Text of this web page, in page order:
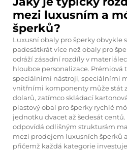
mezi luxusním a
šperků?
Luxusní obaly pro šperky obvykle
padesátkrát více než obaly pro
odráží zásadní rozdíly v
hloubce personalizace. Prémiová
speciálními nástroji, speciálními
vnitřními komponenty může stát
dolarů, zatímco skládací
plastový obal pro šperky rychlé
jednotku dvacet až šedesát
odpovídá odlišným strukturám
mezi prodejem luxusních šperků
přičemž každá kategorie